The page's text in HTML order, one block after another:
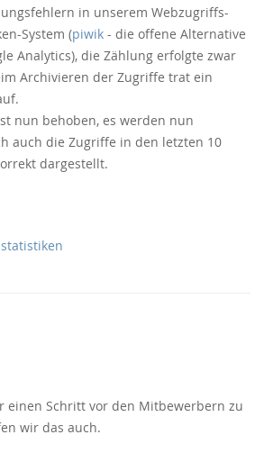
in unserem Webzugriffs-
System (piwik - die offene Alternative
Analytics), die Zählung erfolgte zwar
Archivieren der Zugriffe trat ein
nun behoben, es werden nun
auch die Zugriffe in den letzten 10
dargestellt.
einen Schritt vor den Mitbewerbern zu
wir das auch.